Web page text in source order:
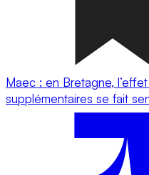
Maec : en Bretagne,
supplémentaires se fait